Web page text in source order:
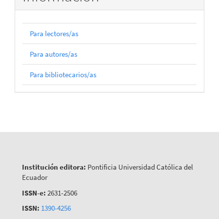
Para lectores/as
Para autores/as
Para bibliotecarios/as
Institución editora: Pontificia Universidad Católica del
Ecuador
ISSN-e: 2631-2506
ISSN: 1390-4256